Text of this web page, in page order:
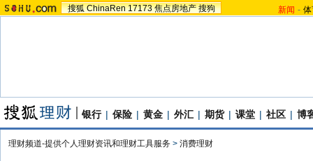
搜狐 ChinaRen 17173 焦点房地产 搜狗 新闻 -
银行 | 保险 | 黄金 | 外汇 | 期货 | 课堂 | 社区 | 博
理财频道-提供个人理财资讯和理财工具服务 > 消费理财